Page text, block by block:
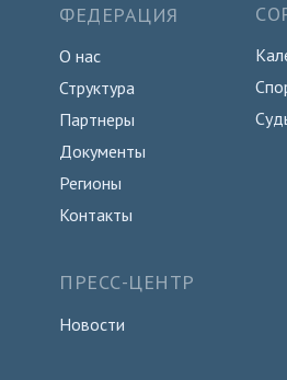
ФЕДЕРАЦИЯ
О нас
Структура
Партнеры
Документы
Регионы
ПРЕСС-ЦЕНТР
Новости
Контакты